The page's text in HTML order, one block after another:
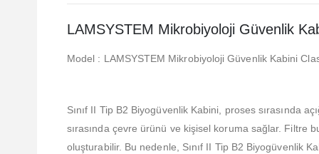
LAMSYSTEM Mikrobiyoloji Güvenlik
Model : LAMSYSTEM Mikrobiyoloji Güvenlik Kabini
Sınıf II Tip B2 Biyogüvenlik Kabini, proses sırasında
sırasında çevre ürünü ve kişisel koruma sağlar. Filtre
oluşturabilir. Bu nedenle, Sınıf II Tip B2 Biyogüvenlik